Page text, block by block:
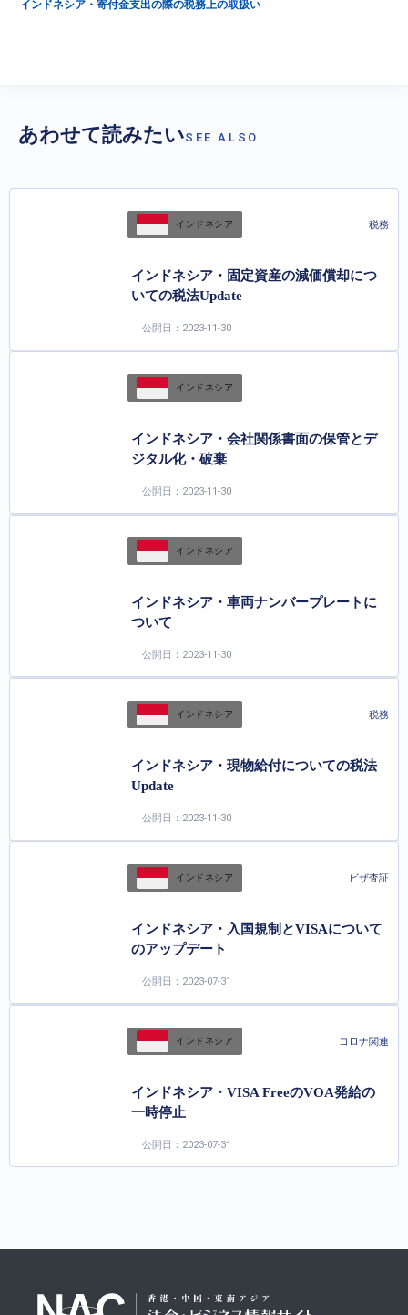
インドネシア・寄付金支出の際の税務上の取扱い
あわせて読みたいSEE ALSO
インドネシア 税務
インドネシア・固定資産の減価償却につ
いての税法Update
公開日：2023-11-30
インドネシア
インドネシア・会社関係書面の保管とデ
ジタル化・破棄
公開日：2023-11-30
インドネシア
インドネシア・車両ナンバープレートに
ついて
公開日：2023-11-30
インドネシア 税務
インドネシア・現物給付についての税法
Update
公開日：2023-11-30
インドネシア ビザ査証
インドネシア・入国規制とVISAについて
のアップデート
公開日：2023-07-31
インドネシア コロナ関連
インドネシア・VISA FreeのVOA発給の
一時停止
公開日：2023-07-31